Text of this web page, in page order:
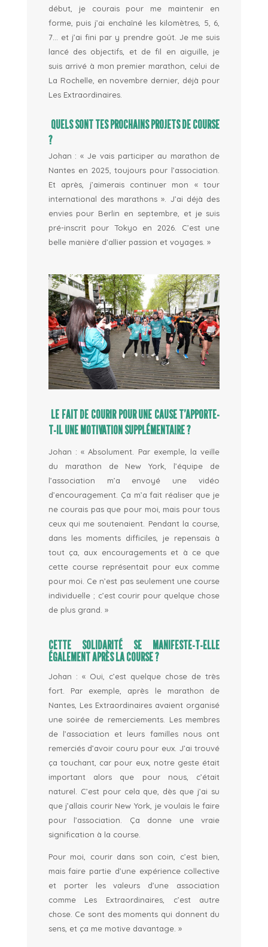
début, je courais pour me maintenir en
forme, puis j’ai enchaîné les kilomètres, 5, 6,
7… et j’ai fini par y prendre goût. Je me suis
lancé des objectifs, et de fil en aiguille, je
suis arrivé à mon premier marathon, celui de
La Rochelle, en novembre dernier, déjà pour
Les Extraordinaires.
QUELS SONT TES PROCHAINS PROJETS DE COURSE
?
Johan : «Je vais participer au marathon de
Nantes en 2025, toujours pour l’association.
Et après, j’aimerais continuer mon « tour
international des marathons ». J’ai déjà des
envies pour Berlin en septembre, et je suis
pré-inscrit pour Tokyo en 2026. C’est une
belle manière d’allier passion et voyages. »
LE FAIT DE COURIR POUR UNE CAUSE T’APPORTE-
T-IL UNE MOTIVATION SUPPLÉMENTAIRE ?
Johan : «Absolument. Par exemple, la veille
du marathon de New York, l’équipe de
l’association m’a envoyé une vidéo
d’encouragement. Ça m’a fait réaliser que je
ne courais pas que pour moi, mais pour tous
ceux qui me soutenaient. Pendant la course,
dans les moments difficiles, je repensais à
tout ça, aux encouragements et à ce que
cette course représentait pour eux comme
pour moi. Ce n’est pas seulement une course
individuelle ; c’est courir pour quelque chose
de plus grand. »
CETTE SOLIDARITÉ SE MANIFESTE-T-ELLE
ÉGALEMENT APRÈS LA COURSE ?
Johan : « Oui, c’est quelque chose de très
fort. Par exemple, après le marathon de
Nantes, Les Extraordinaires avaient organisé
une soirée de remerciements. Les membres
de l’association et leurs familles nous ont
remerciés d’avoir couru pour eux. J’ai trouvé
ça touchant, car pour eux, notre geste était
important alors que pour nous, c’était
naturel. C’est pour cela que, dès que j’ai su
que j’allais courir New York, je voulais le faire
pour l’association. Ça donne une vraie
signification à la course.
Pour moi, courir dans son coin, c’est bien,
mais faire partie d’une expérience collective
et porter les valeurs d’une association
comme Les Extraordinaires, c’est autre
chose. Ce sont des moments qui donnent du
sens, et ça me motive davantage. »